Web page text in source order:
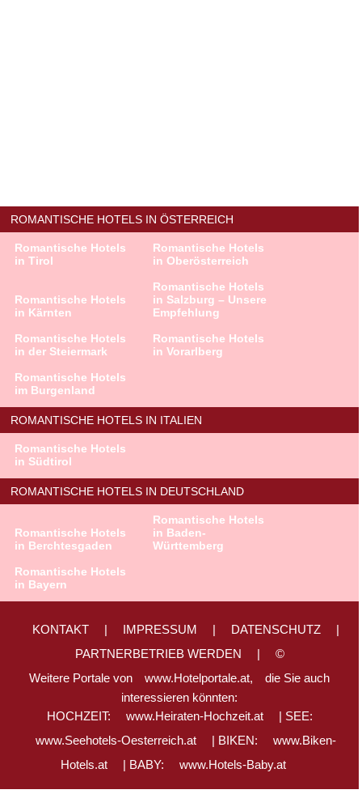
ROMANTISCHE HOTELS IN ÖSTERREICH
Romantische Hotels
in Tirol
Romantische Hotels
in Oberösterreich
Romantische Hotels
in Kärnten
Romantische Hotels
in Salzburg – Unsere
Empfehlung
Romantische Hotels
in der Steiermark
Romantische Hotels
in Vorarlberg
Romantische Hotels
im Burgenland
ROMANTISCHE HOTELS IN ITALIEN
Romantische Hotels
in Südtirol
ROMANTISCHE HOTELS IN DEUTSCHLAND
Romantische Hotels
in Berchtesgaden
Romantische Hotels
in Baden-
Württemberg
Romantische Hotels
in Bayern
KONTAKT | IMPRESSUM | DATENSCHUTZ
|
PARTNERBETRIEB WERDEN
|
©
Weitere Portale von
www.Hotelportale.at,
die Sie auch
interessieren könnten:
HOCHZEIT:
www.Heiraten-Hochzeit.at
| SEE:
www.Seehotels-Oesterreich.at
| BIKEN:
www.Biken-
Hotels.at
| BABY: www.Hotels-Baby.at